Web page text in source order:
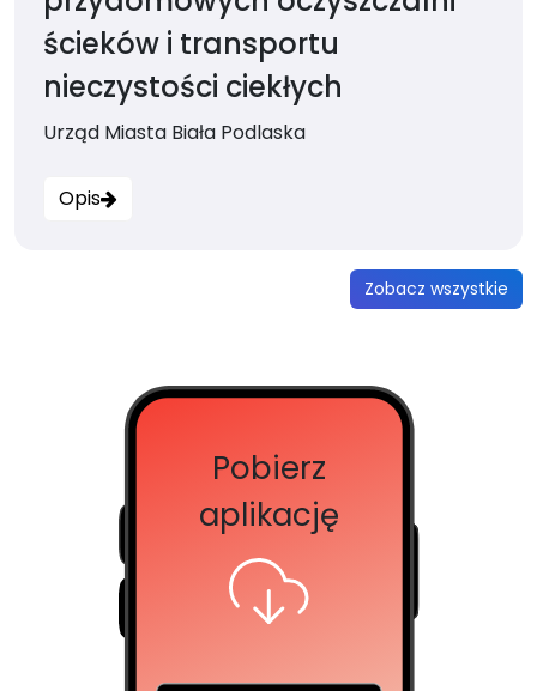
ścieków i transportu
nieczystości ciekłych
Urząd Miasta Biała Podlaska
Opis
Zobacz wszystkie
Pobierz
aplikację